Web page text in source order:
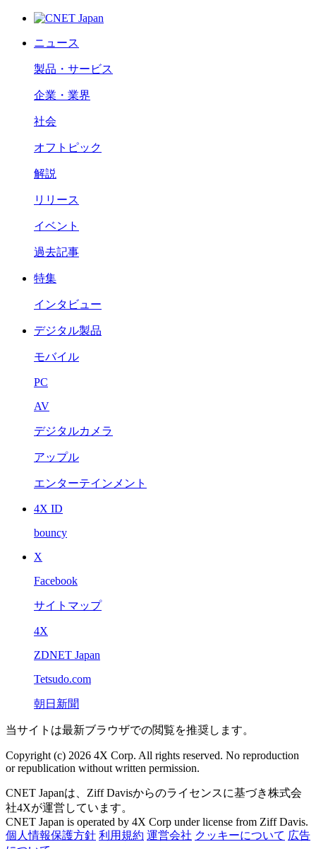
ニュース
製品・サービス
企業・業界
社会
オフトピック
解説
リリース
イベント
過去記事
特集
インタビュー
デジタル製品
モバイル
PC
AV
デジタルカメラ
アップル
エンターテインメント
4X ID
bouncy
X
Facebook
サイトマップ
4X
ZDNET Japan
Tetsudo.com
朝日新聞
当サイトは最新ブラウザでの閲覧を推奨します。
Copyright (c) 2026 4X Corp. All rights reserved. No reproduction
or republication without written permission.
CNET Japanは、Ziff Davisからのライセンスに基づき株式会
社4Xが運営しています。
CNET Japan is operated by 4X Corp under license from Ziff Davis.
個人情報保護方針 利用規約 運営会社 クッキーについて 広告